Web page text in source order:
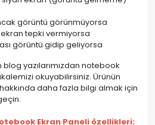
görüntü görünmüyorsa
ekran tepki vermiyorsa
görüntü gidip geliyorsa
blog yazılarımızdan notebook
okuyabilirsiniz. Ürünün
daha fazla bilgi almak için
Ekran Paneli özellikleri: